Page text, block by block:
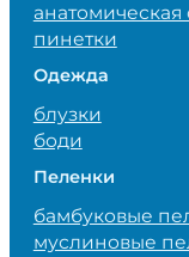
анатомическая
пинетки
Одежда
блузки
боди
Пеленки
бамбуковые
муслиновые